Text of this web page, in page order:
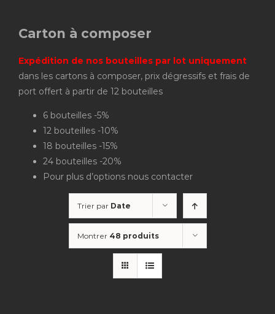
Carton à composer
Expédition de nos bouteilles par lot uniquement
dans les cartons à composer, prix dégressifs et frais de
port offert à partir de 12 bouteilles
6 bouteilles -5%
12 bouteilles -10%
18 bouteilles -15%
24 bouteilles -20%
Pour plus d’options nous contacter
Trier par Date
Montrer 48 produits